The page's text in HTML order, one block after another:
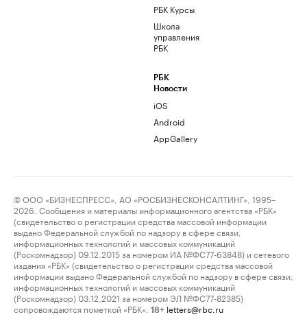
РБК Курсы
Школа
управления
РБК
РБК
Новости
iOS
Android
AppGallery
© ООО «БИЗНЕСПРЕСС», АО «РОСБИЗНЕСКОНСАЛТИНГ», 1995–
2026. Сообщения и материалы информационного агентства «РБК»
(свидетельство о регистрации средства массовой информации
выдано Федеральной службой по надзору в сфере связи,
информационных технологий и массовых коммуникаций
(Роскомнадзор) 09.12.2015 за номером ИА №ФС77-63848) и сетевого
издания «РБК» (свидетельство о регистрации средства массовой
информации выдано Федеральной службой по надзору в сфере связи,
информационных технологий и массовых коммуникаций
(Роскомнадзор) 03.12.2021 за номером ЭЛ №ФС77-82385)
сопровождаются пометкой «РБК».
18+ letters@rbc.ru